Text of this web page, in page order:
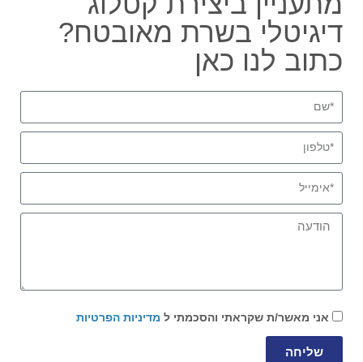
דיגיטלי בשרת מאובטח?
כתוב לנו כאן
אני מאשר/ת שקראתי והסכמתי ל מדיניות הפרטיות
שליחה